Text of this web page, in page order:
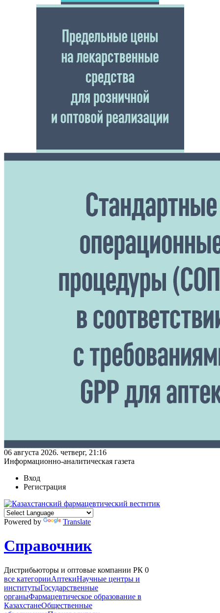
06 августа 2026. четверг, 21:16
Информационно-аналитическая газета
Вход
Регистрация
Powered by Translate
Справочник
Дистрибьюторы и оптовые компании РК 0
все категорииАптекиНаучные центры и
институтыГосударственные
органыФармацевтическое образование в
КазахстанеОбщественные